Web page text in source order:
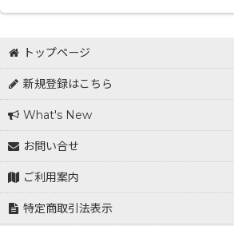
トップページ
新規登録はこちら
What's New
お問い合せ
ご利用案内
特定商取引法表示